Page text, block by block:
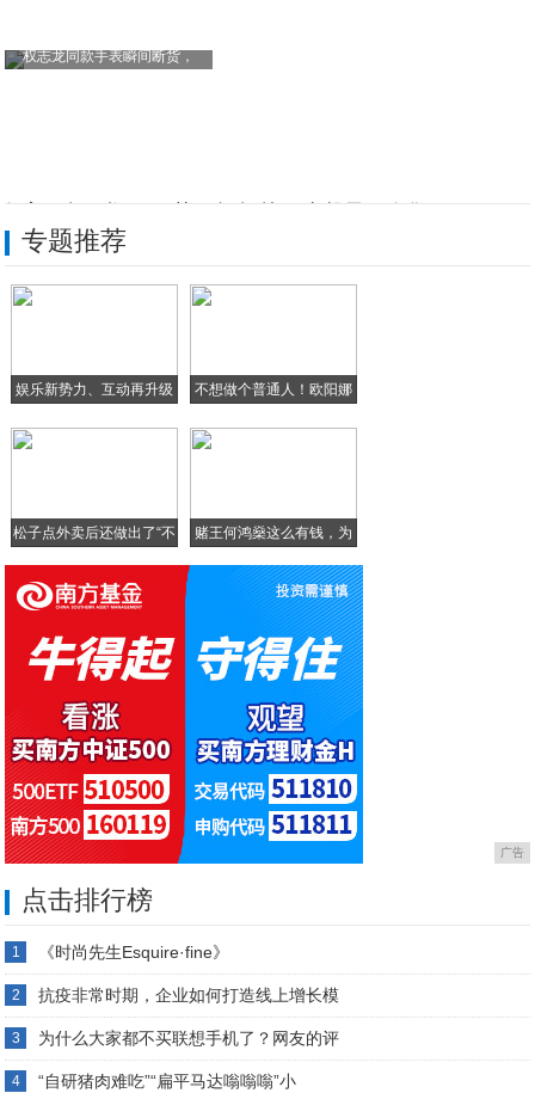
权志龙同款手表瞬间断货，
49岁郭可盈太嫩了，穿淡紫色衬衫高贵气质
右额缝数百针！钟欣潼头部受伤6日后复工
专题推荐
娱乐新势力、互动再升级
不想做个普通人！欧阳娜
松子点外卖后还做出了“不
赌王何鸿燊这么有钱，为
什
广告
点击排行榜
1 《时尚先生Esquire·fine》
2 抗疫非常时期，企业如何打造线上增长模
3 为什么大家都不买联想手机了？网友的评
4 “自研猪肉难吃”“扁平马达嗡嗡嗡”小